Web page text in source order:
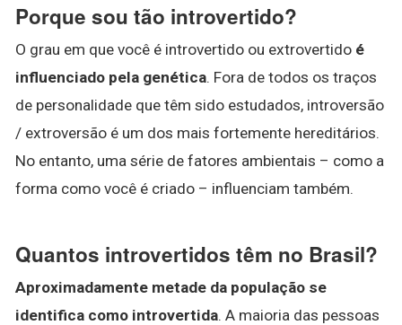
Porque sou tão introvertido?
O grau em que você é introvertido ou extrovertido é
influenciado pela genética. Fora de todos os traços
de personalidade que têm sido estudados, introversão
/ extroversão é um dos mais fortemente hereditários.
No entanto, uma série de fatores ambientais – como a
forma como você é criado – influenciam também.
Quantos introvertidos têm no Brasil?
Aproximadamente metade da população se
identifica como introvertida. A maioria das pessoas